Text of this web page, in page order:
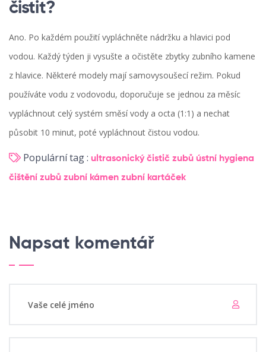
čistit?
Ano. Po každém použití vypláchněte nádržku a hlavici pod
vodou. Každý týden ji vysušte a očistěte zbytky zubního kamene
z hlavice. Některé modely mají samovysoušecí režim. Pokud
používáte vodu z vodovodu, doporučuje se jednou za měsíc
vypláchnout celý systém směsí vody a octa (1:1) a nechat
působit 10 minut, poté vypláchnout čistou vodou.
Populární tag : ultrasonický čistič zubů ústní hygiena
čištění zubů zubní kámen zubní kartáček
Napsat komentář